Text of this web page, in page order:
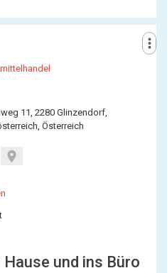
more_vert
11, 2280 Glinzendorf,
Österreich
location_on
und ins Büro